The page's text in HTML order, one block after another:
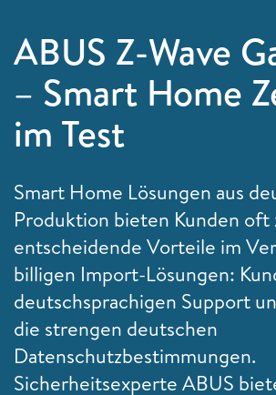
ABUS Z-Wave
– Smart Home
im Test
Smart Home Lösungen aus
Produktion bieten Kunden oft
entscheidende Vorteile im
billigen Import-Lösungen:
deutschsprachigen Support
die strengen deutschen
Datenschutzbestimmungen.
Sicherheitsexperte ABUS